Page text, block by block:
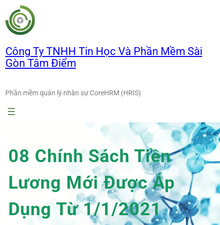
Chuyển
đến
phần
dung
Công Ty TNHH Tin Học Và Phần Mềm Sài
Gòn Tâm Điểm
Phần mềm quản lý nhân sự CoreHRM (HRIS)
08 Chính Sách Tiền
Lương Mới Được Áp
Dụng Từ 1/1/2021